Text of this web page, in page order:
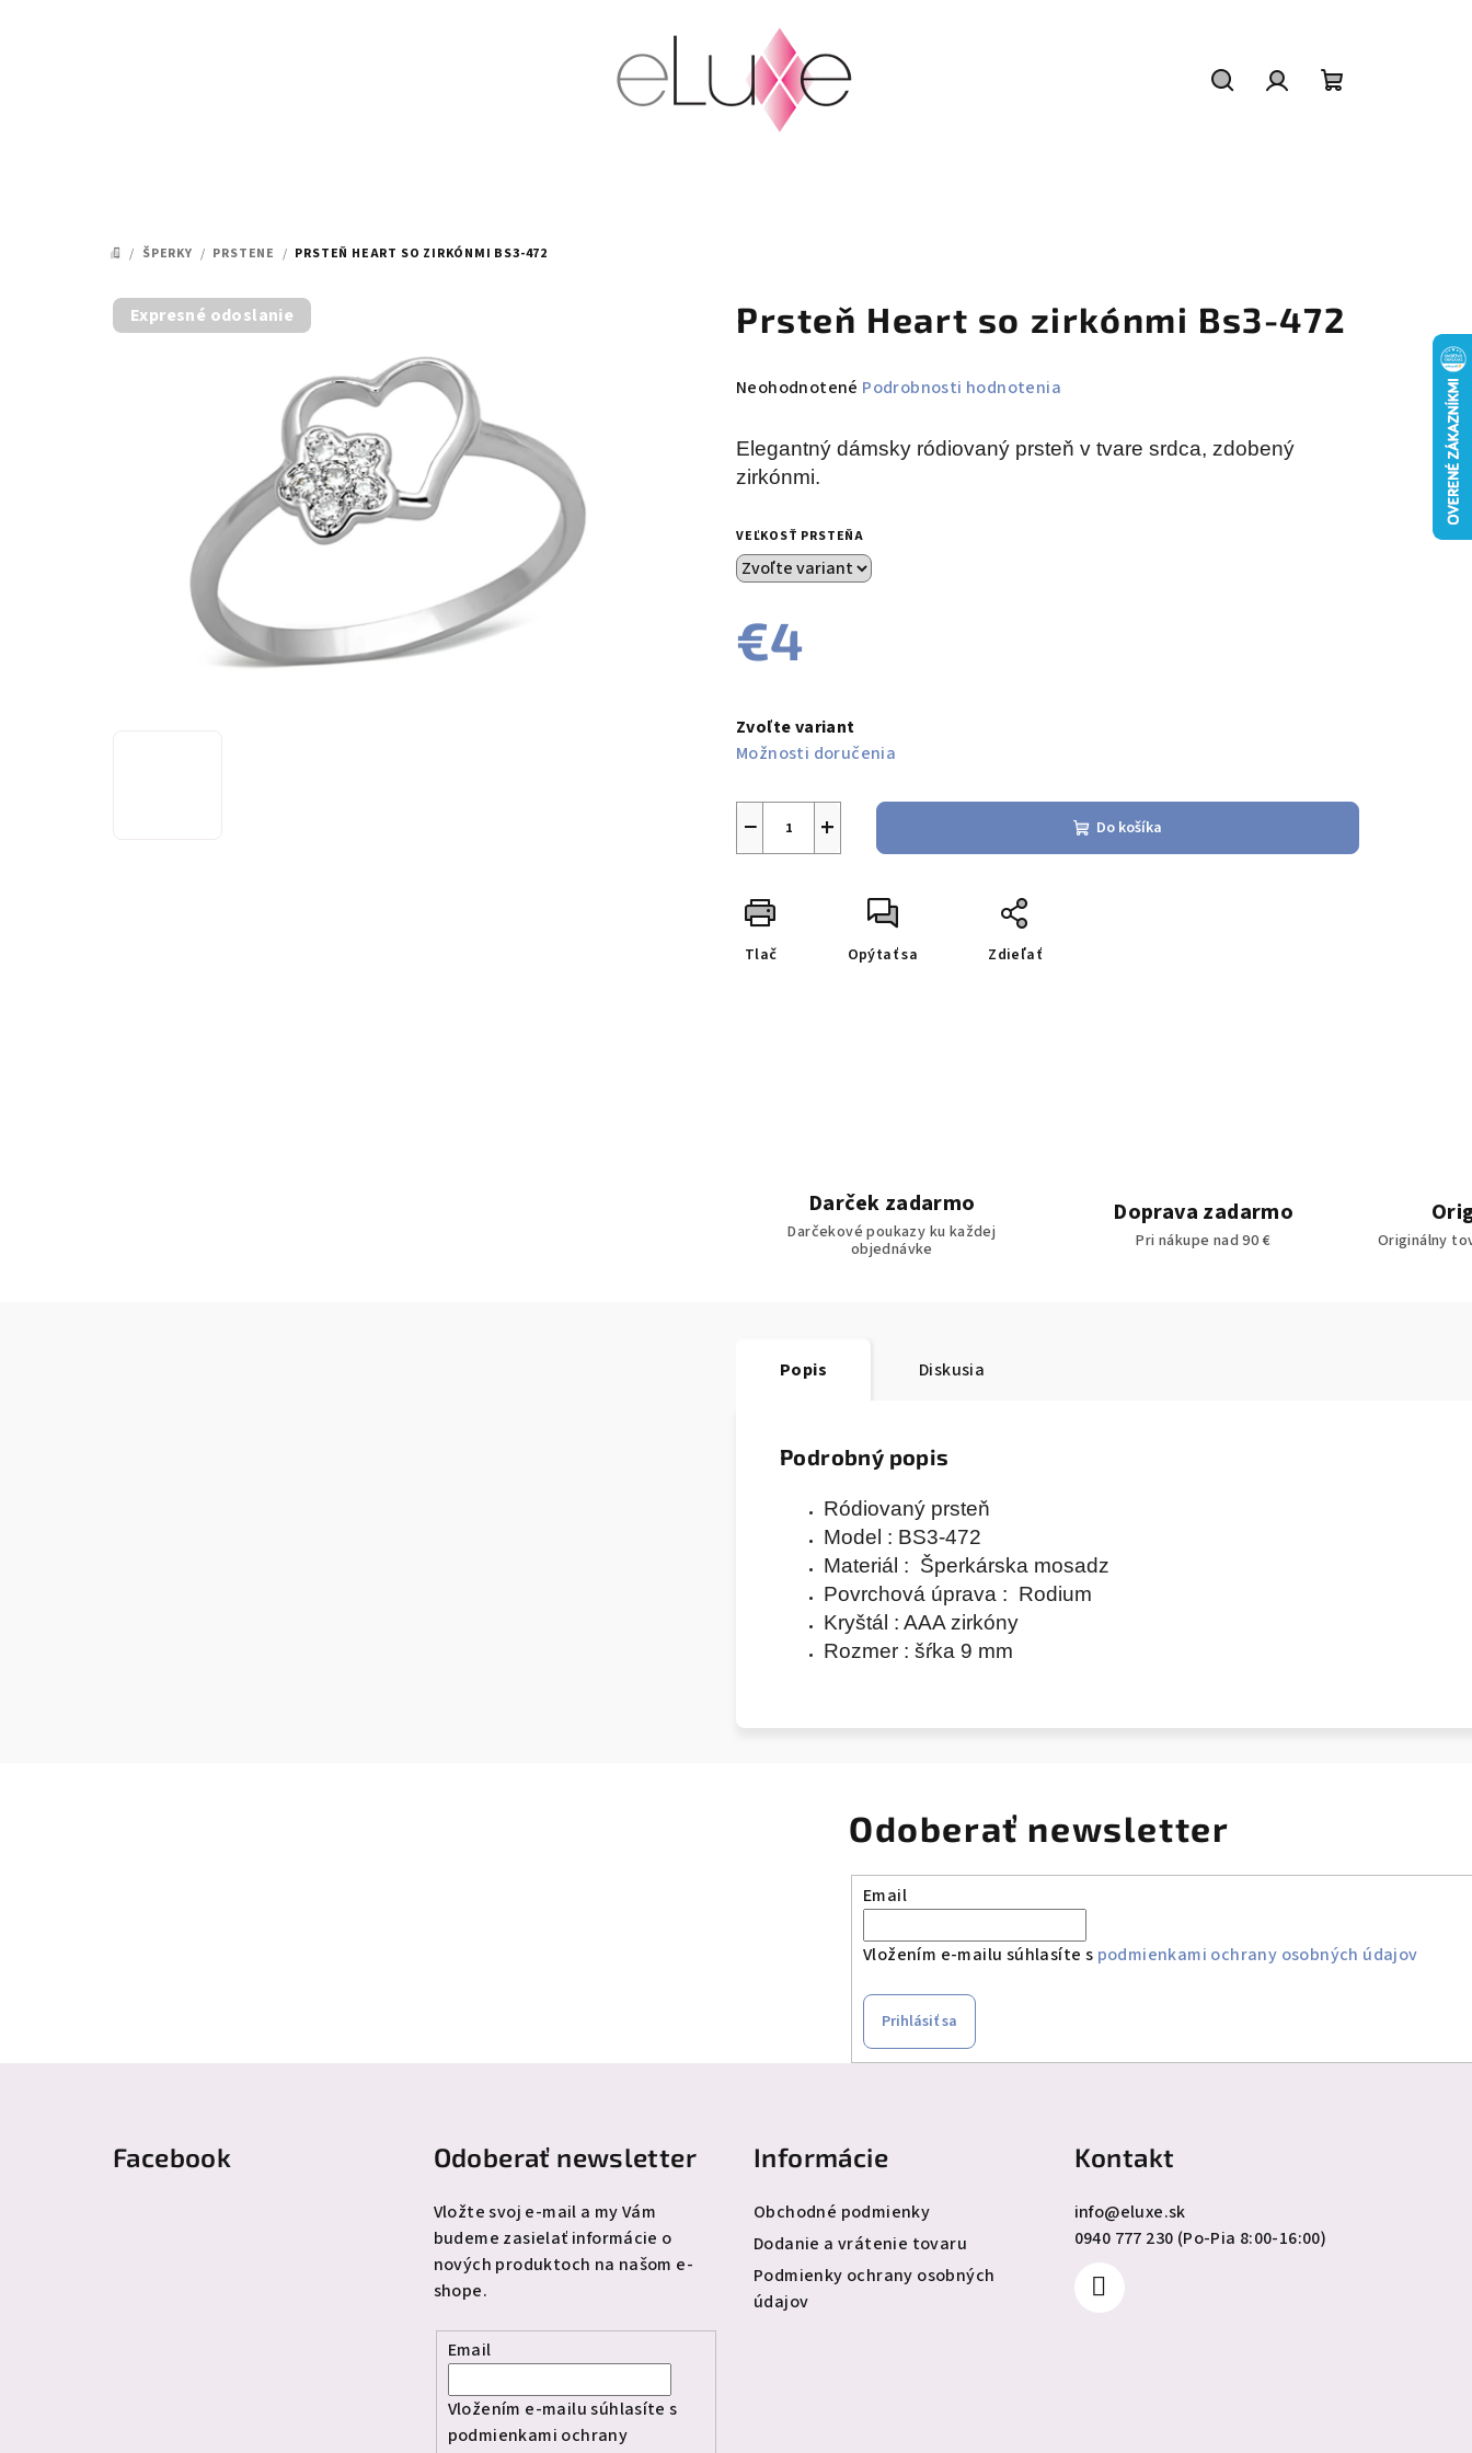
DOMOV
/ ŠPERKY / PRSTENE / PRSTEŇ HEART SO ZIRKÓNMI BS3-472
Prsteň Heart so zirkónmi Bs3-472
Priemerné
produktu
je
0,0
5
hviezdičiek.
Neohodnotené Podrobnosti hodnotenia
Elegantný dámsky ródiovaný prsteň v tvare srdca, zdobený
zirkónmi.
VEĽKOSŤ PRSTEŇA
€4
cena:
Zvoľte variant
Možnosti doručenia
+
− Do košíka
Tlač Opýtať sa Zdieľať
Expresné odoslanie
Darček zadarmo
Darčekové poukazy ku každej
objednávke
Doprava zadarmo
Pri nákupe nad 90 € Originálny
Popis Diskusia
Podrobný popis
Ródiovaný prsteň
Model : BS3-472
Materiál : Šperkárska mosadz
Povrchová úprava : Rodium
Kryštál : AAA zirkóny
Rozmer : šŕka 9 mm
Odoberať newsletter
Email
Vložením e-mailu súhlasíte s podmienkami ochrany osobných údajov
Prihlásiť sa
Facebook Odoberať newsletter
Vložte svoj e-mail a my Vám
budeme zasielať informácie o
nových produktoch na našom e-
shope.
Email
Vložením e-mailu súhlasíte s
podmienkami ochrany
Informácie
Obchodné podmienky
Dodanie a vrátenie tovaru
Podmienky ochrany osobných
údajov
Kontakt
info@eluxe.sk
0940 777 230 (Po-Pia 8:00-16:00)